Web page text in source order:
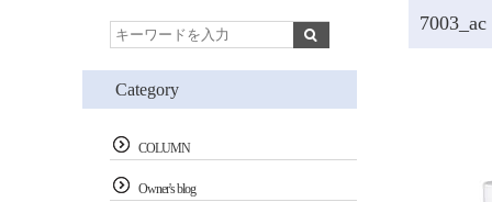
7003_ac
Category
COLUMN
Owner's blog